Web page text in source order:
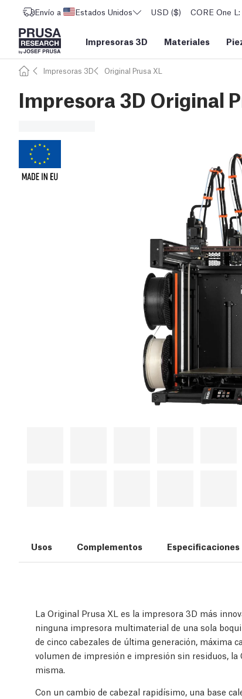
Envío a Estados Unidos USD ($) CORE One L:
Impresoras 3D Materiales
Impresoras 3D Original Prusa XL
Impresora 3D Original
Usos Complementos Especificaciones
La Original Prusa XL es la impresora 3D más
ninguna impresora multimaterial de una sola
de cinco cabezales de última generación, máxima
volumen de impresión e impresión sin residuos,
misma.
Con un cambio de cabezal rapidísimo, una base